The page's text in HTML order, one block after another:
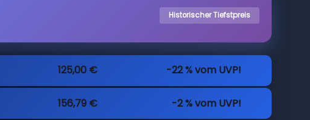
Historischer Tiefstpreis
125,00 € -22 % vom UVP!
156,79 €
-2 % vom UVP!